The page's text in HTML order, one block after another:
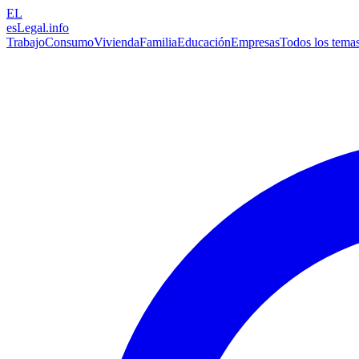
EL
esLegal.info
TrabajoConsumoViviendaFamiliaEducaciónEmpresasTodos los